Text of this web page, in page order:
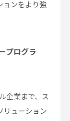
ョンをより強
プログラ
企業まで、ス
リューション